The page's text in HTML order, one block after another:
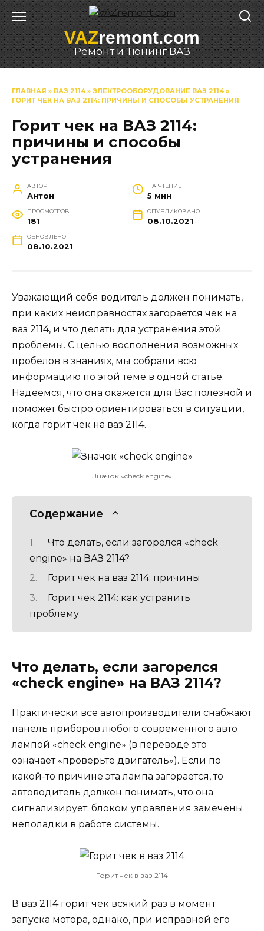
Перейти
к
содержаниюVAZremont.com
Ремонт и Тюнинг ВАЗ
ГЛАВНАЯ » ВАЗ 2114 » ЭЛЕКТРООБОРУДОВАНИЕ ВАЗ 2114 »
ГОРИТ ЧЕК НА ВАЗ 2114: ПРИЧИНЫ И СПОСОБЫ УСТРАНЕНИЯ
Горит чек на ВАЗ 2114:
причины и способы
устранения
АВТОР
Антон
НА ЧТЕНИЕ
5 мин
ПРОСМОТРОВ
181
ОПУБЛИКОВАНО
08.10.2021
ОБНОВЛЕНО
08.10.2021
Уважающий себя водитель должен понимать,
при каких неисправностях загорается чек на
ваз 2114, и что делать для устранения этой
проблемы. С целью восполнения возможных
пробелов в знаниях, мы собрали всю
информацию по этой теме в одной статье.
Надеемся, что она окажется для Вас полезной и
поможет быстро ориентироваться в ситуации,
когда горит чек на ваз 2114.
Значок «check engine»
Содержание
Что делать, если загорелся «check
engine» на ВАЗ 2114?
Горит чек на ваз 2114: причины
Горит чек 2114: как устранить
проблему
Что делать, если загорелся
«check engine» на ВАЗ 2114?
Практически все автопроизводители снабжают
панель приборов любого современного авто
лампой «check engine» (в переводе это
означает «проверьте двигатель»). Если по
какой-то причине эта лампа загорается, то
автоводитель должен понимать, что она
сигнализирует: блоком управления замечены
неполадки в работе системы.
Горит чек в ваз 2114
В ваз 2114 горит чек всякий раз в момент
запуска мотора, однако, при исправной его